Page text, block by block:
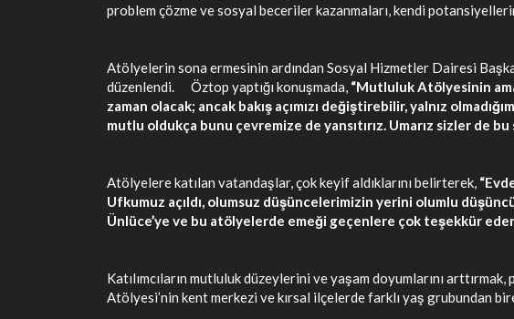
problem çözme ve sosyal beceriler kazanmaları, kendi
Atölyelerin sona ermesinin ardından Sosyal Hizmetler Dairesi
düzenlendi. Öztop yaptığı konuşmada, “Mutluluk Atölyesinin
zaman olacak; ancak bakış açımızı değiştirebilir, yalnız
mutlu oldukça bunu çevremize de yansıtırız. Umarız sizler de bu
Atölyelere katılan vatandaşlar, çok keyif aldıklarını belirterek,
Ufkumuz açıldı, olumsuz düşüncelerimizin yerini olumlu
Ünlüce’ye ve bu atölyelerde emeği geçenlere çok teşekkür
Katılımcıların mutluluk düzeylerini ve yaşam doyumlarını
Atölyesi’nin kent merkezi ve kırsal ilçelerde farklı yaş grubundan